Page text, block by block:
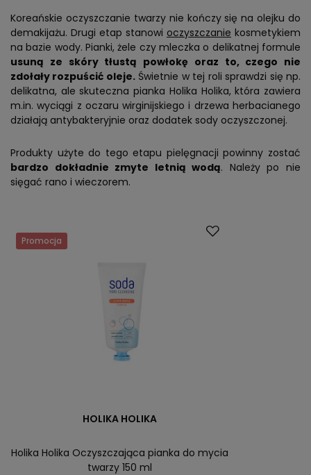
Koreańskie oczyszczanie twarzy nie kończy się na olejku do
demakijażu. Drugi etap stanowi oczyszczanie kosmetykiem
na bazie wody. Pianki, żele czy mleczka o delikatnej formule
usuną ze skóry tłustą powłokę oraz to, czego nie
zdołały rozpuścić oleje.Świetnie w tej roli sprawdzi się np.
delikatna, ale skuteczna pianka Holika Holika, która zawiera
m.in. wyciągi z oczaru wirginijskiego i drzewa herbacianego
działają antybakteryjnie oraz dodatek sody oczyszczonej.
Produkty użyte do tego etapu pielęgnacji powinny zostać
bardzo dokładnie zmyte letnią wodą. Należy po nie
sięgać rano i wieczorem.
Promocja
HOLIKA HOLIKA
Holika Holika Oczyszczająca pianka do mycia
twarzy 150 ml